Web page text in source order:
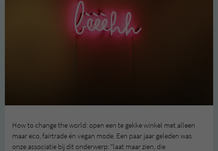
How to change the world: open een te gekke winkel met alleen
maar eco, fairtrade én vegan mode. Een paar jaar geleden was
onze associatie bij dit onderwerp: “laat maar zien, die